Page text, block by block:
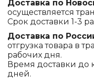
Доставка по
осуществляется
Срок доставки 1-3
Доставка по
отгрузка товара в
рабочих дня.
Время доставки до
дней.